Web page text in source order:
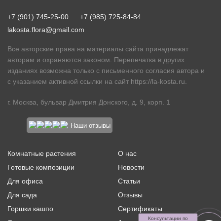
+7 (901) 745-25-00
+7 (985) 725-84-84
lakosta.flora@gmail.com
Все авторские права на материалы сайта принадлежат
авторам и охраняются законом. Перепечатка в других
изданиях возможна только с письменного согласия автора и
с указанием активной ссылки на сайт https://la-kosta.ru
г. Москва, бульвар Дмитрия Донского, д. 9, корп. 1
Наши отзывы
Комнатные растения
Готовые композиции
Для офиса
Для сада
Горшки кашпо
О нас
Новости
Статьи
Отзывы
Сертификаты
Консультации по